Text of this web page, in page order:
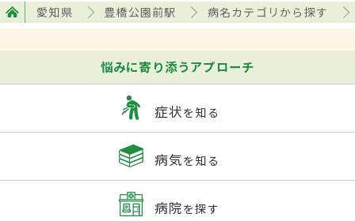
愛知県 豊橋公園前駅 病名カテゴリから探す
悩みに寄り添うアプローチ
症状を知る
病気を知る
病院を探す